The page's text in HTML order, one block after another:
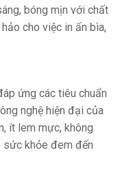
bóng mịn với chất
cho việc in ấn bìa,
ứng các tiêu chuẩn
nghệ hiện đại của
ít lem mực, không
sức khỏe đem đến